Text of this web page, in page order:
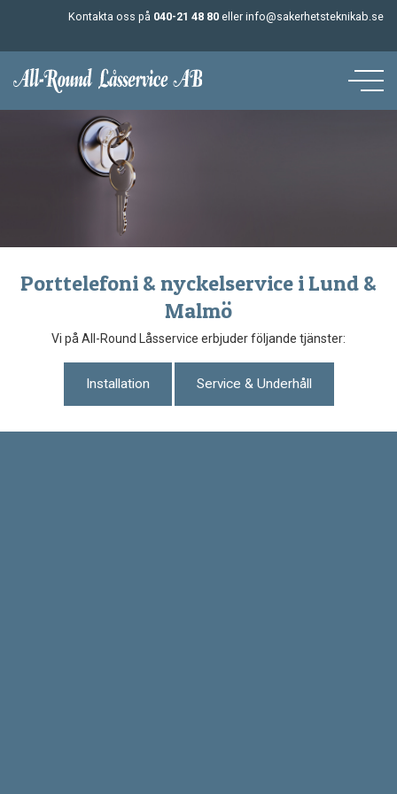
Kontakta oss på 040-21 48 80 eller info@sakerhetsteknikab.se
Porttelefoni & nyckelservice i Lund &
Malmö
Vi på All-Round Låsservice erbjuder följande tjänster:
Installation Service & Underhåll